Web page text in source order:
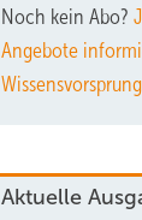
Noch kein Abo?
Angebote
Aktuelle